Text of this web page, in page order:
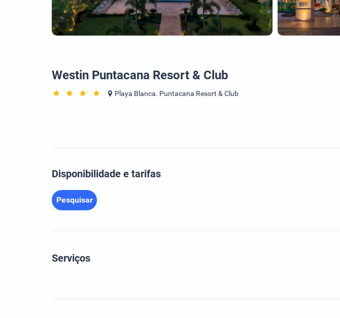
Westin Puntacana Resort & Club
Playa Blanca. Puntacana Resort & Club
Disponibilidade e tarifas
Pesquisar
Serviços